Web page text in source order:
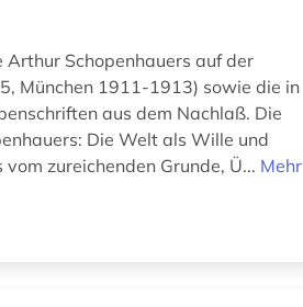
Schopenhauers auf der
München 1911-1913) sowie die in
aus dem Nachlaß. Die
Die Welt als Wille und
zureichenden Grunde, Ü... Mehr